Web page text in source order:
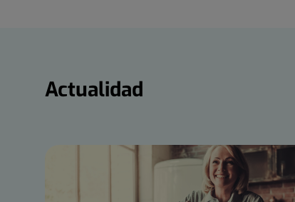
Actualidad